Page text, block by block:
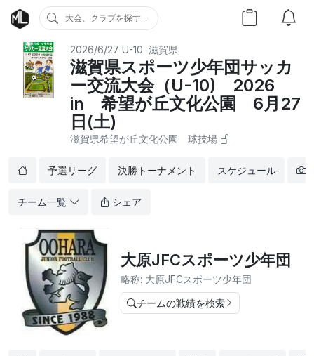
大会、クラブを探す...
2026/6/27 U-10 滋賀県
滋賀県スポーツ少年団サッカ
ー交流大会（U-10) 2026
in 希望が丘文化公園 6月27
日(土)
滋賀県希望が丘文化公園 球技場
予選リーグ 決勝トーナメント スケジュール
チーム一覧 シェア
大原JFCスポーツ少年団
略称: 大原JFCスポーツ少年団
チームの戦績を検索